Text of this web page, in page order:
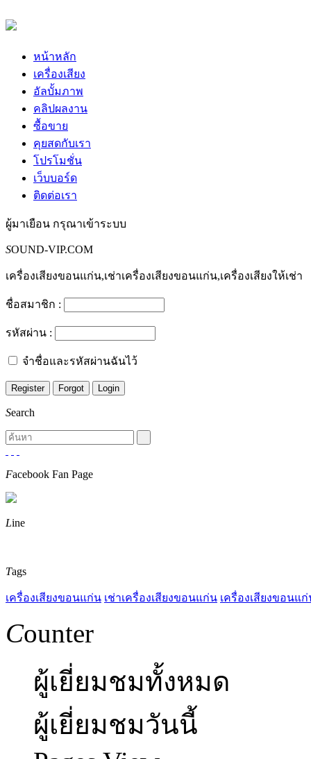
หน้าหลัก
เครื่องเสียง
อัลบั้มภาพ
คลิปผลงาน
ซื้อขาย
คุยสดกับเรา
โปรโมชั่น
เว็บบอร์ด
ติดต่อเรา
ผู้มาเยือน กรุณาเข้าระบบ
SOUND-VIP.COM
เครื่องเสียงขอนแก่น,เช่าเครื่องเสียงขอนแก่น,เครื่องเสียงให้เช่า
ชื่อสมาชิก :
รหัสผ่าน :
จำชื่อและรหัสผ่านฉันไว้
Search
Facebook Fan Page
Line
Tags
เครื่องเสียงขอนแก่น เช่าเครื่องเสียงขอนแก่น เครื่องเสียงขอนแ
Counter
ผู้เยี่ยมชมทั้งหมด
ผู้เยี่ยมชมวันนี้